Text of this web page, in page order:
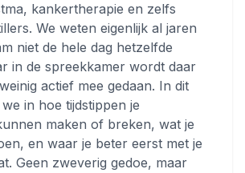
kankertherapie en zelfs
We weten eigenlijk al jaren
niet de hele dag hetzelfde
in de spreekkamer wordt daar
actief mee gedaan. In dit
in hoe tijdstippen je
maken of breken, wat je
en waar je beter eerst met je
Geen zweverig gedoe, maar